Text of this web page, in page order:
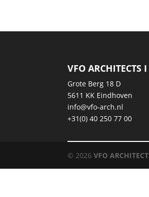
VFO ARCHITECTS
Grote Berg 18 D
5611 KK Eindhoven
info@vfo-arch.nl
+31(0) 40 250 77 00
© 2026VFO